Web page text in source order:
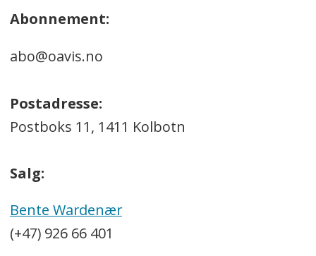
Abonnement:
abo@oavis.no
Postadresse:
Postboks 11, 1411 Kolbotn
Salg:
Bente Wardenær
(+47) 926 66 401